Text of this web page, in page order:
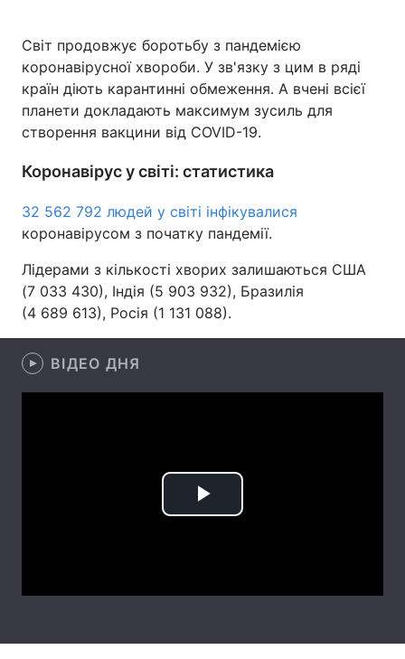
Головна Війна
Україна Політика
Техно і зв'язок Лайт
Зброя Інциденти
Здоров'я Туризм
Цікавинки
Екологія Регіони
Світ продовжує боротьбу з пандемією
коронавірусної хвороби. У зв'язку з цим в ряді
країн діють карантинні обмеження. А вчені всієї
планети докладають максимум зусиль для
створення вакцини від COVID-19.
Коронавірус у світі: статистика
32 562 792 людей у світі інфікувалися
коронавірусом з початку пандемії.
Лідерами з кількості хворих залишаються США
(7 033 430), Індія (5 903 932), Бразилія
(4 689 613), Росія (1 131 088).
ВІДЕО ДНЯ
Play